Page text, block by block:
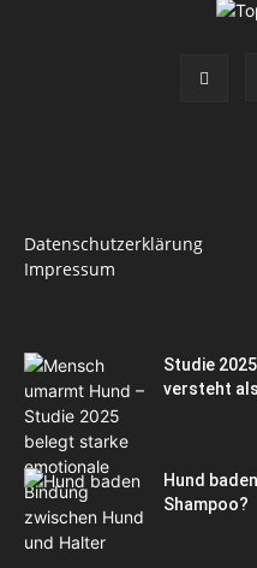
Datenschutzerklärung
Impressum
Studie
versteht
Hund
Shampoo?